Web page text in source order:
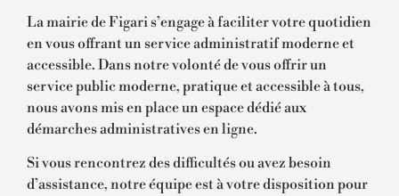
La mairie de Figari s’engage à faciliter votre quotidien
en vous offrant un service administratif moderne et
accessible. Dans notre volonté de vous offrir un
service public moderne, pratique et accessible à tous,
nous avons mis en place un espace dédié aux
démarches administratives en ligne.
Si vous rencontrez des difficultés ou avez besoin
d’assistance, notre équipe est à votre disposition pour